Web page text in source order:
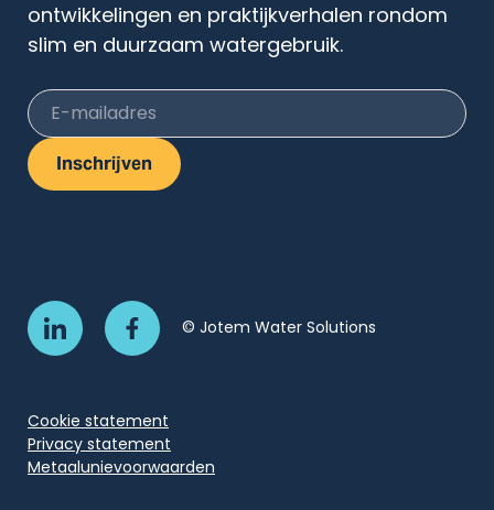
ontwikkelingen en praktijkverhalen rondom
slim en duurzaam watergebruik.
E-mailadres
Inschrijven
© Jotem Water Solutions
Cookie statement
Privacy statement
Metaalunievoorwaarden